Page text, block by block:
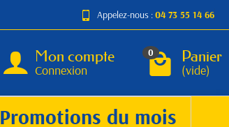
Appelez-nous :04 73 55 14 66
Mon compte
Connexion
0 Panier
(vide)
Promotions du mois